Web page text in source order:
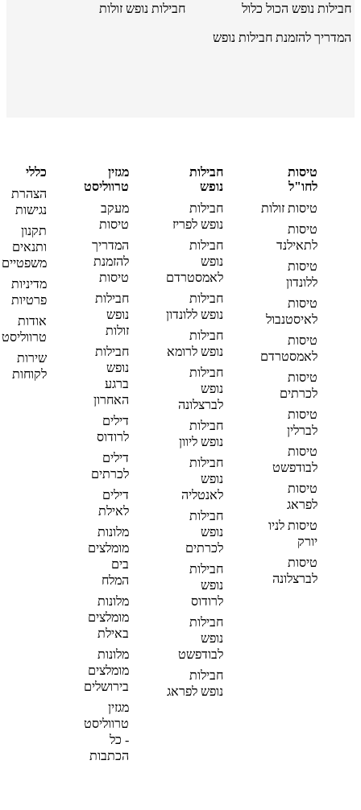
חבילות נופש הכול כלול חבילות נופש זולות
המדריך להזמנת חבילות נופש
טיסות
לחו"ל
טיסות זולות
טיסות
לתאילנד
טיסות
ללונדון
טיסות
לאיסטנבול
טיסות
לאמסטרדם
טיסות
לכרתים
טיסות
לברלין
טיסות
לבודפשט
טיסות
לפראג
טיסות לניו
יורק
טיסות
לברצלונה
חבילות
נופש
חבילות
נופש לפריז
חבילות
נופש
לאמסטרדם
חבילות
נופש ללונדון
חבילות
נופש לרומא
חבילות
נופש
לברצלונה
חבילות
נופש ליוון
חבילות
נופש
לאנטליה
חבילות
נופש
לכרתים
חבילות
נופש
לרודוס
חבילות
נופש
לבודפשט
חבילות
נופש לפראג
מגזין
טרווליסט
מעקב
טיסות
המדריך
להזמנת
טיסות
חבילות
נופש
זולות
חבילות
נופש
ברגע
האחרון
דילים
לרודוס
דילים
לכרתים
דילים
לאילת
מלונות
מומלצים
בים
המלח
מלונות
מומלצים
באילת
מלונות
מומלצים
בירושלים
מגזין
טרווליסט
- כל
הכתבות
כללי
הצהרת
נגישות
תקנון
ותנאים
משפטיים
מדיניות
פרטיות
אודות
טרווליסט
שירות
לקוחות